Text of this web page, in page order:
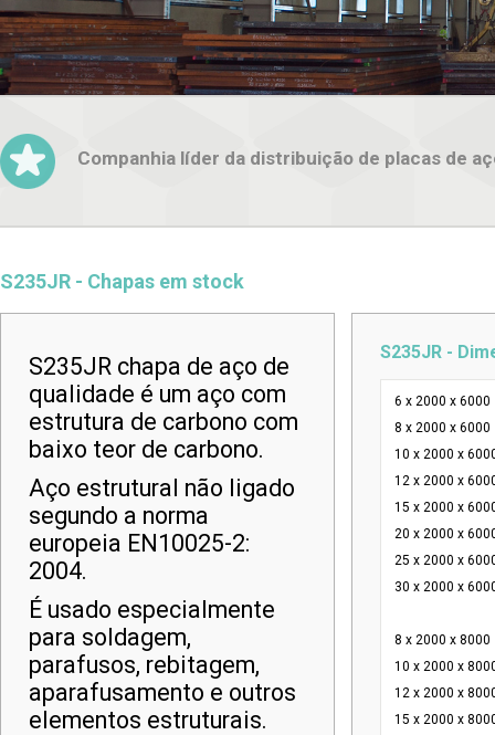
Companhia líder da distribuição de placas de
S235JR - Chapas em stock
S235JR chapa de aço de
qualidade é um aço com
estrutura de carbono com
baixo teor de carbono.
Aço estrutural não ligado
segundo a norma
europeia EN10025-2:
2004.
É usado especialmente
para soldagem,
parafusos, rebitagem,
aparafusamento e outros
elementos estruturais.
S235JR -
6 x 2000 x 6000
8 x 2000 x 6000
10 x 2000 x
12 x 2000 x
15 x 2000 x
20 x 2000 x
25 x 2000 x
30 x 2000 x
8 x 2000 x 8000
10 x 2000 x
12 x 2000 x
15 x 2000 x